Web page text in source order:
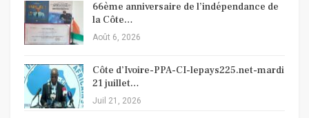
66ème anniversaire de l’indépendance de
la Côte…
Août 6, 2026
Côte d’Ivoire-PPA-CI-lepays225.net-mardi
21 juillet…
Juil 21, 2026